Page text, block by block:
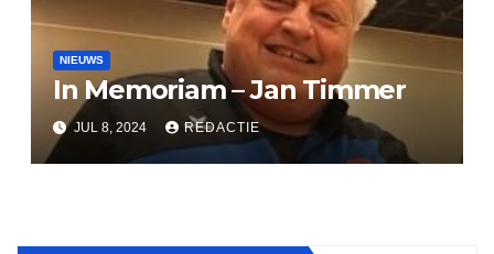
NIEUWS
In Memoriam – Jan Timmer
JUL 8, 2024 REDACTIE